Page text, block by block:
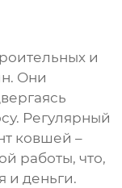
и
Они
Регулярный
ковшей –
работы, что,
и деньги.